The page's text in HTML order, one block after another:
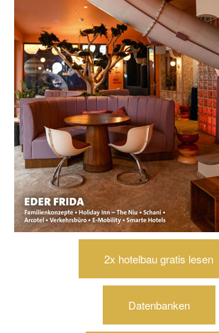
2x hotelbau gratis lesen
Datenbanken